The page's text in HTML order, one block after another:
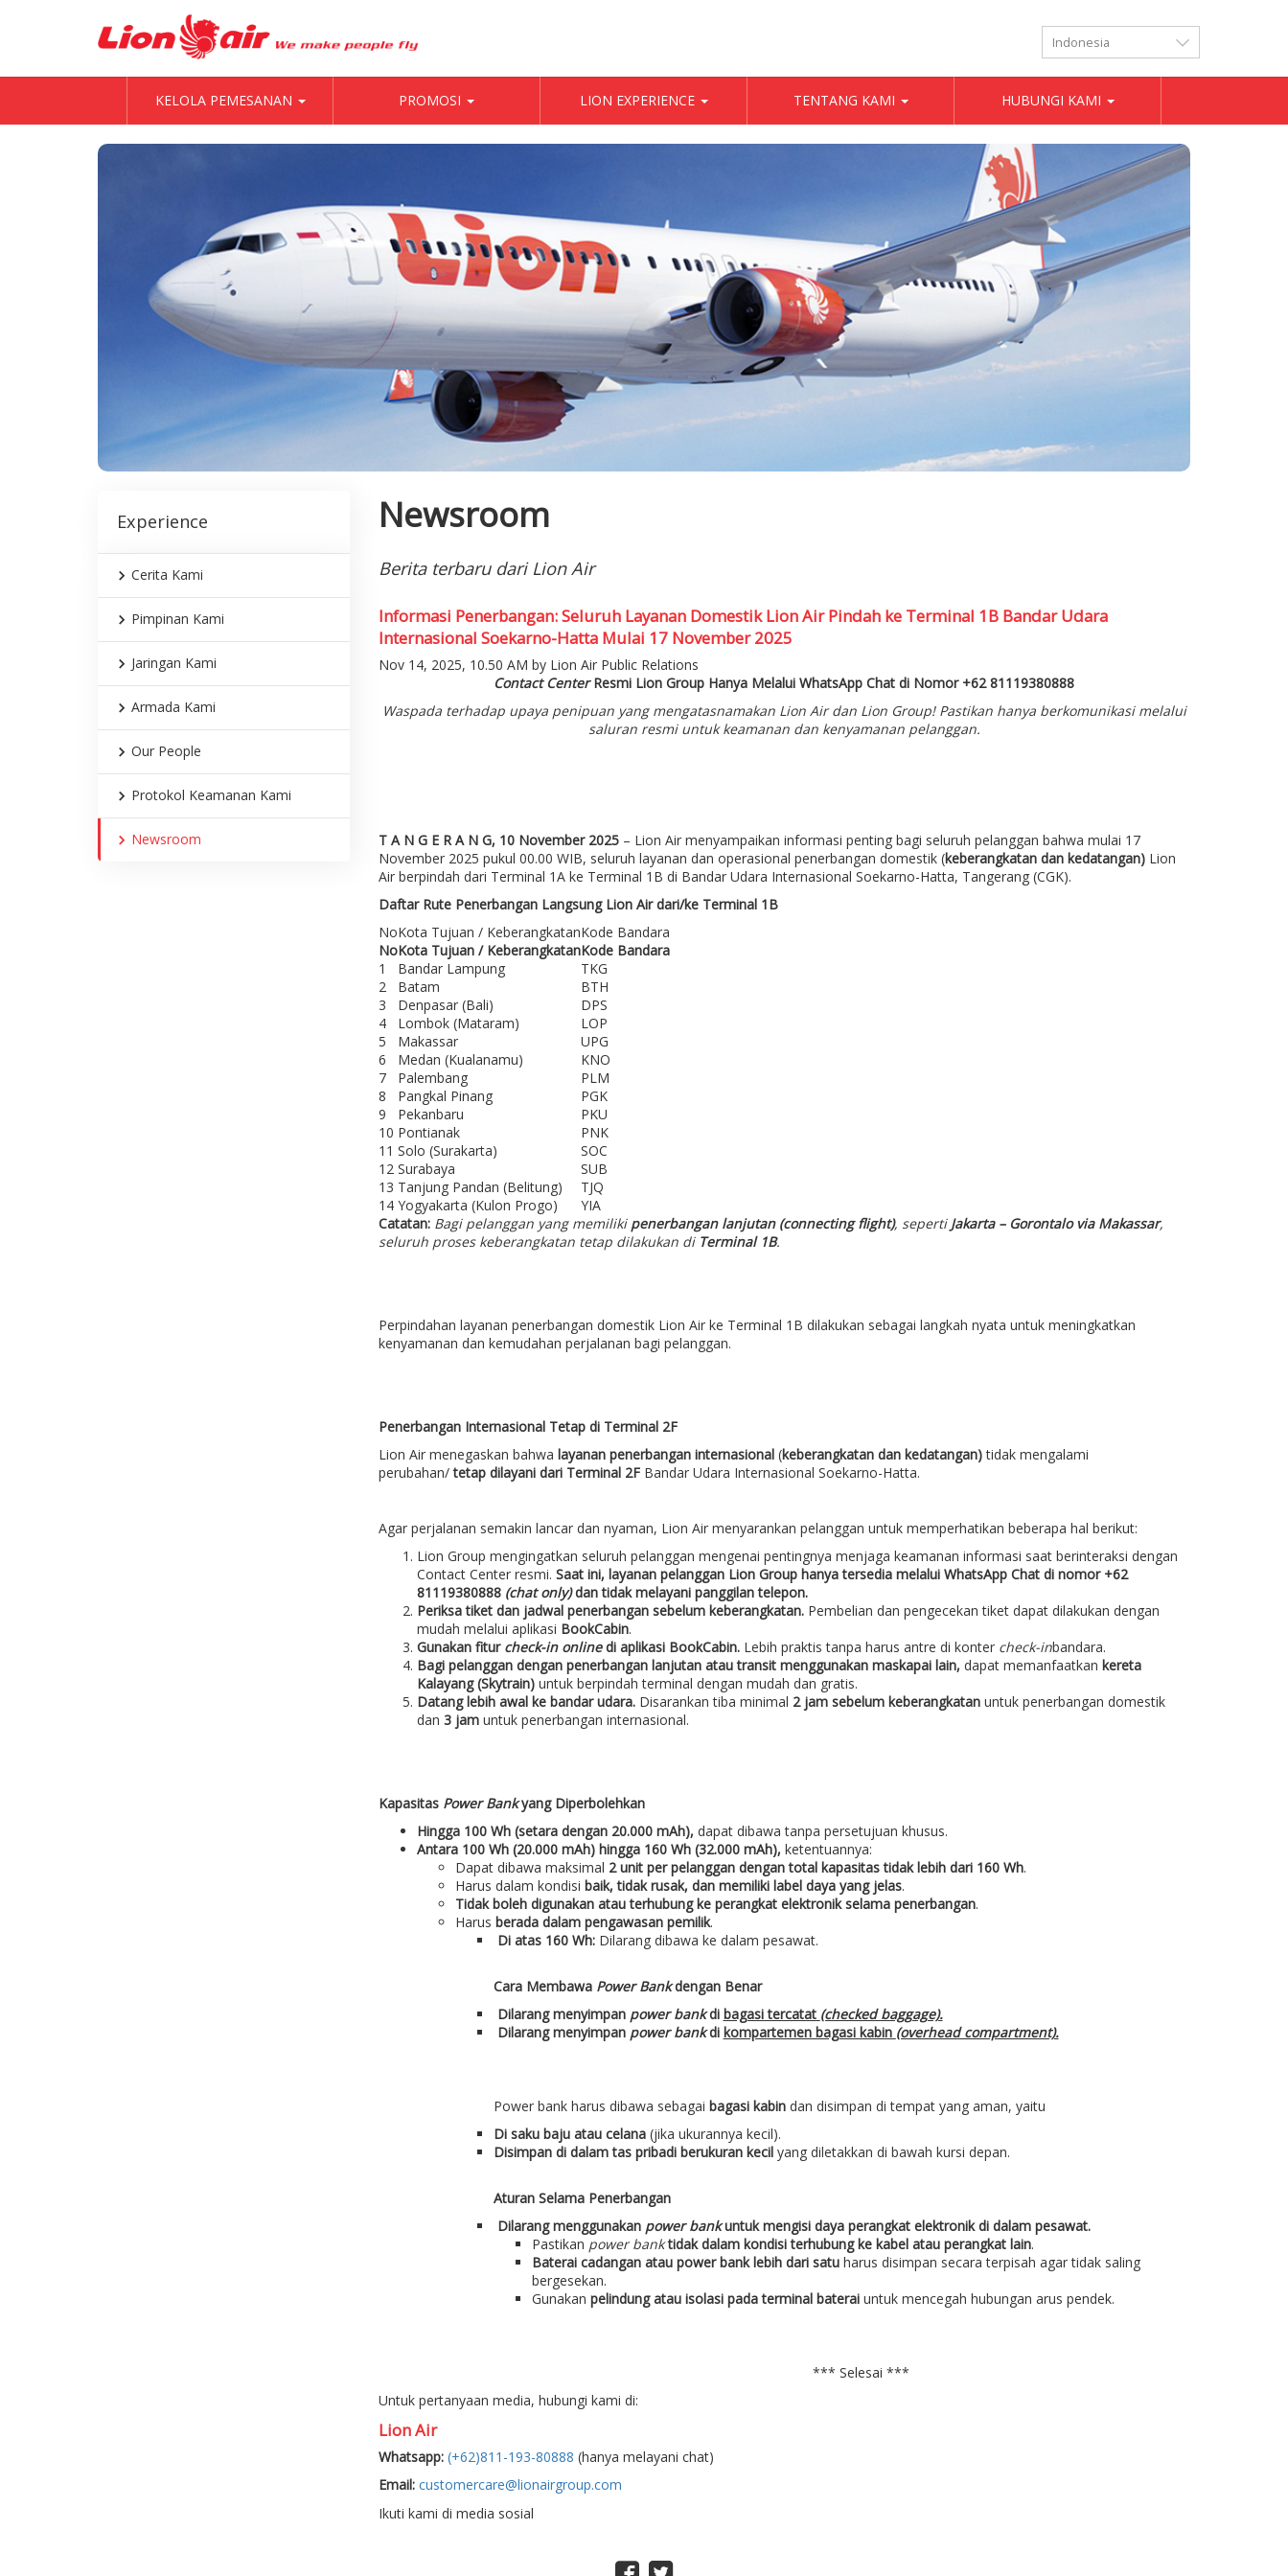
KELOLA PEMESANAN PROMOSI LION EXPERIENCE TENTANG KAMI HUBUNGI KAMI
Experience
Cerita Kami
Pimpinan Kami
Jaringan Kami
Armada Kami
Our People
Protokol Keamanan Kami
Newsroom
Newsroom
Berita terbaru dari Lion Air
Informasi Penerbangan: Seluruh Layanan Domestik Lion Air Pindah ke Terminal 1B Bandar Udara
Internasional Soekarno-Hatta Mulai 17 November 2025
Nov 14, 2025, 10.50 AM by Lion Air Public Relations
Contact CenterResmi Lion Group Hanya Melalui WhatsApp Chat di Nomor +62 81119380888
Waspada terhadap upaya penipuan yang mengatasnamakan Lion Air dan Lion Group! Pastikan hanya berkomunikasi melalui
saluran resmi untuk keamanan dan kenyamanan pelanggan.
T A N G E R A N G, 10 November 2025– Lion Air menyampaikan informasi penting bagi seluruh pelanggan bahwa mulai 17
November 2025 pukul 00.00 WIB, seluruh layanan dan operasional penerbangan domestik (keberangkatan dan kedatangan)Lion
Air berpindah dari Terminal 1A ke Terminal 1B di Bandar Udara Internasional Soekarno-Hatta, Tangerang (CGK).
Daftar Rute Penerbangan Langsung Lion Air dari/ke Terminal 1B
NoKota Tujuan / KeberangkatanKode Bandara
NoKota Tujuan / KeberangkatanKode Bandara
1
Bandar Lampung
TKG
2
Batam
BTH
3
Denpasar (Bali)
DPS
4
Lombok (Mataram)
LOP
5
Makassar
UPG
6
Medan (Kualanamu)
KNO
7
Palembang
PLM
8
Pangkal Pinang
PGK
9
Pekanbaru
PKU
10 Pontianak
PNK
11 Solo (Surakarta)
SOC
12 Surabaya
SUB
13 Tanjung Pandan (Belitung)
TJQ
14 Yogyakarta (Kulon Progo)
YIA
Catatan: Bagi pelanggan yang memiliki penerbangan lanjutan (connecting flight), seperti Jakarta – Gorontalo via Makassar,
seluruh proses keberangkatan tetap dilakukan di Terminal 1B.
Perpindahan layanan penerbangan domestik Lion Air ke Terminal 1B dilakukan sebagai langkah nyata untuk meningkatkan
kenyamanan dan kemudahan perjalanan bagi pelanggan.
Penerbangan Internasional Tetap di Terminal 2F
Lion Air menegaskan bahwa layanan penerbangan internasional (keberangkatan dan kedatangan)tidak mengalami
perubahan/tetap dilayani dari Terminal 2FBandar Udara Internasional Soekarno-Hatta.
Agar perjalanan semakin lancar dan nyaman, Lion Air menyarankan pelanggan untuk memperhatikan beberapa hal berikut:
Lion Group mengingatkan seluruh pelanggan mengenai pentingnya menjaga keamanan informasi saat berinteraksi dengan
Contact Center resmi. Saat ini, layanan pelanggan Lion Group hanya tersedia melalui WhatsApp Chat di nomor +62
81119380888 (chat only)dan tidak melayani panggilan telepon.
Periksa tiket dan jadwal penerbangan sebelum keberangkatan. Pembelian dan pengecekan tiket dapat dilakukan dengan
mudah melalui aplikasi BookCabin.
Gunakan fitur check-in onlinedi aplikasi BookCabin. Lebih praktis tanpa harus antre di konter check-inbandara.
Bagi pelanggan dengan penerbangan lanjutan atau transit menggunakan maskapai lain, dapat memanfaatkan kereta
Kalayang (Skytrain)untuk berpindah terminal dengan mudah dan gratis.
Datang lebih awal ke bandar udara. Disarankan tiba minimal 2 jam sebelum keberangkatanuntuk penerbangan domestik
dan 3 jamuntuk penerbangan internasional.
Kapasitas Power Bankyang Diperbolehkan
Hingga 100 Wh (setara dengan 20.000 mAh), dapat dibawa tanpa persetujuan khusus.
Antara 100 Wh (20.000 mAh) hingga 160 Wh (32.000 mAh), ketentuannya:
Dapat dibawa maksimal 2 unit per pelanggan dengan total kapasitas tidak lebih dari 160 Wh.
Harus dalam kondisi baik, tidak rusak, dan memiliki label daya yang jelas.
Tidak boleh digunakan atau terhubung ke perangkat elektronik selama penerbangan.
Harus berada dalam pengawasan pemilik.
Di atas 160 Wh:Dilarang dibawa ke dalam pesawat.
Cara Membawa Power Bankdengan Benar
Dilarang menyimpan power bankdi bagasi tercatat (checked baggage).
Dilarang menyimpan power bankdi kompartemen bagasi kabin (overhead compartment).
Power bank harus dibawa sebagai bagasi kabindan disimpan di tempat yang aman, yaitu
Di saku baju atau celana(jika ukurannya kecil).
Disimpan di dalam tas pribadi berukuran kecil yang diletakkan di bawah kursi depan.
Aturan Selama Penerbangan
Dilarang menggunakan power bankuntuk mengisi daya perangkat elektronik di dalam pesawat.
Pastikan power bank tidak dalam kondisi terhubung ke kabel atau perangkat lain.
Baterai cadangan atau power bank lebih dari satuharus disimpan secara terpisah agar tidak saling
bergesekan.
Gunakan pelindung atau isolasi pada terminal bateraiuntuk mencegah hubungan arus pendek.
*** Selesai ***
Untuk pertanyaan media, hubungi kami di:
Lion Air
Whatsapp: (+62)811-193-80888 (hanya melayani chat)
Email: customercare@lionairgroup.com
Ikuti kami di media sosial